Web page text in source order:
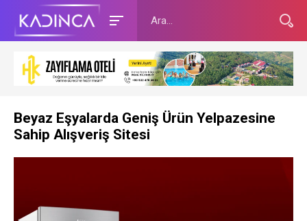
Beyaz Eşyalarda Geniş Ürün Yelpazesine
Sahip Alışveriş Sitesi